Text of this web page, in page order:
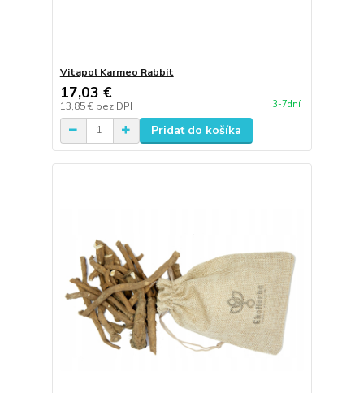
Vitapol Karmeo Rabbit
17,03 €
13,85 € bez DPH 3-7dní
Pridať do košíka